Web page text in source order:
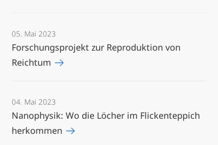
05. Mai 2023
Forschungsprojekt zur Reproduktion von
Reichtum
04. Mai 2023
Nanophysik: Wo die Löcher im Flickenteppich
herkommen